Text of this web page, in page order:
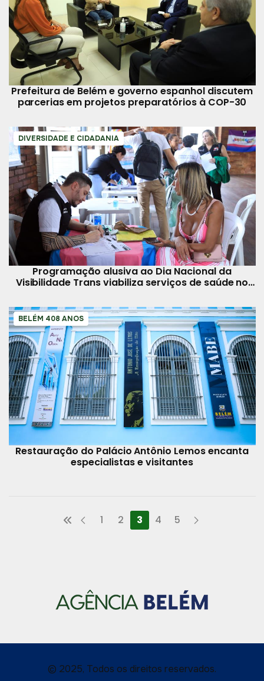
Prefeitura de Belém e governo espanhol discutem
parcerias em projetos preparatórios à COP-30
DIVERSIDADE E CIDADANIA
Programação alusiva ao Dia Nacional da
Visibilidade Trans viabiliza serviços de saúde no
BELÉM 408 ANOS
Restauração do Palácio Antônio Lemos encanta
especialistas e visitantes
1 2 3 4 5
© 2025, Todos os direitos reservados.